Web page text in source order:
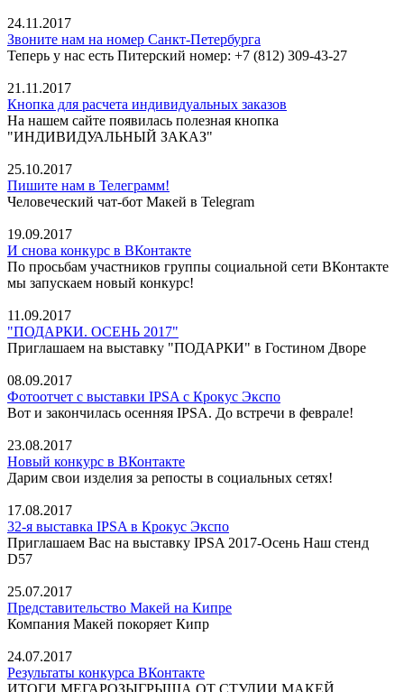
24.11.2017
Звоните нам на номер Санкт-Петербурга
Теперь у нас есть Питерский номер: +7 (812) 309-43-27
21.11.2017
Кнопка для расчета индивидуальных заказов
На нашем сайте появилась полезная кнопка
"ИНДИВИДУАЛЬНЫЙ ЗАКАЗ"
25.10.2017
Пишите нам в Телеграмм!
Человеческий чат-бот Макей в Telegram
19.09.2017
И снова конкурс в ВКонтакте
По просьбам участников группы социальной сети ВКонтакте
мы запускаем новый конкурс!
11.09.2017
"ПОДАРКИ. ОСЕНЬ 2017"
Приглашаем на выставку "ПОДАРКИ" в Гостином Дворе
08.09.2017
Фотоотчет с выставки IPSA с Крокус Экспо
Вот и закончилась осенняя IPSA. До встречи в феврале!
23.08.2017
Новый конкурс в ВКонтакте
Дарим свои изделия за репосты в социальных сетях!
17.08.2017
32-я выставка IPSA в Крокус Экспо
Приглашаем Вас на выставку IPSA 2017-Осень Наш стенд
D57
25.07.2017
Представительство Макей на Кипре
Компания Макей покоряет Кипр
24.07.2017
Результаты конкурса ВКонтакте
ИТОГИ МЕГАРОЗЫГРЫША ОТ СТУДИИ МАКЕЙ